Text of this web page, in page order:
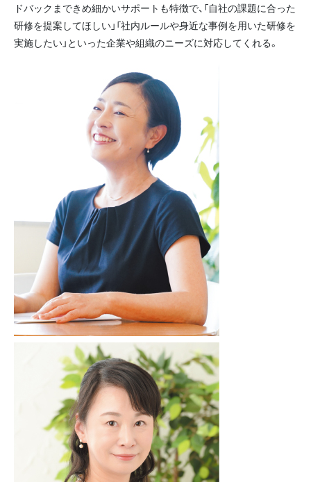
ドバックまできめ細かいサポートも特徴で、「自社の課題に合った
研修を提案してほしい」「社内ルールや身近な事例を用いた研修を
実施したい」といった企業や組織のニーズに対応してくれる。